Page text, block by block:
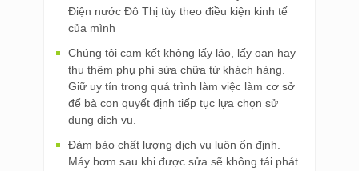
Điện nước Đô Thị tùy theo điều kiện kinh tế
của mình
Chúng tôi cam kết không lấy láo, lấy oan hay
thu thêm phụ phí sửa chữa từ khách hàng.
Giữ uy tín trong quá trình làm việc làm cơ sở
để bà con quyết định tiếp tục lựa chọn sử
dụng dịch vụ.
Đảm bảo chất lượng dịch vụ luôn ổn định.
Máy bơm sau khi được sửa sẽ không tái phát